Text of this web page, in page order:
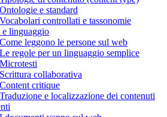
e standard
controllati e tassonomie
e linguaggio
leggono le persone sul web
regole per un linguaggio semplice
collaborativa
critique
e localizzazione dei contenuti